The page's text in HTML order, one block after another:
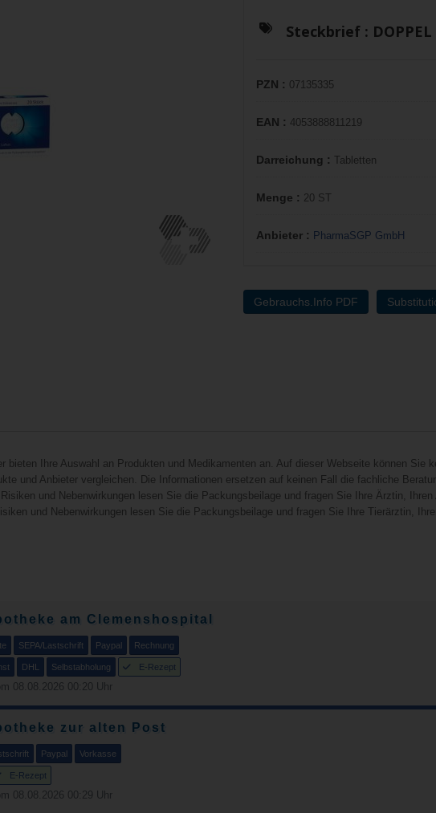
Steckbrief :
PZN : 07135335
EAN : 4053888811219
Darreichung : Tabletten
Menge : 20 ST
Anbieter : PharmaSGP GmbH
Gebrauchs.Info PDF
bieten Ihre Auswahl an Produkten und Medikamenten an. Auf dieser Webseite können Sie
und Anbieter vergleichen. Die Informationen ersetzen auf keinen Fall die fachliche
und Nebenwirkungen lesen Sie die Packungsbeilage und fragen Sie Ihre Ärztin,
und Nebenwirkungen lesen Sie die Packungsbeilage und fragen Sie Ihre Tierärztin,
am Clemenshospital
SEPA/Lastschrift Paypal Rechnung
DHL Selbstabholung E-Rezept
08.08.2026 00:20 Uhr
zur alten Post
Paypal Vorkasse
E-Rezept
08.08.2026 00:29 Uhr